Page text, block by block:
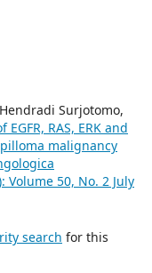
Surjotomo,
RAS, ERK and
malignancy
Volume 50, No. 2 July
search for this